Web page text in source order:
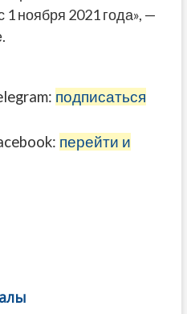
ноября 2021 года», —
подписаться
перейти и